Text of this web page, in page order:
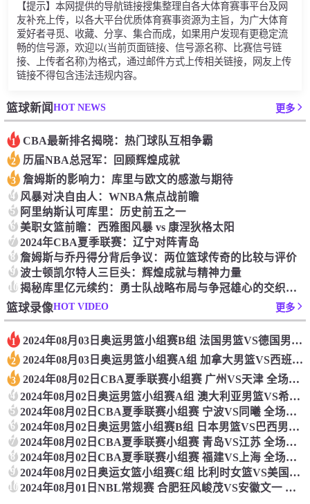
【提示】本网提供的导航链接搜集整理自各大体育赛事平台及网
友补充上传，以各大平台优质体育赛事资源为主旨，为广大体育
爱好者寻觅、收藏、分享、集合而成，如果用户发现有更稳定流
畅的信号源，欢迎以(当前页面链接、信号源名称、比赛信号链
接、上传者名称)为格式，通过邮件方式上传相关链接，网友上传
链接不得包含违法违规内容。
篮球新闻HOT NEWS 更多
1 CBA最新排名揭晓：热门球队互相争霸
2 历届NBA总冠军：回顾辉煌成就
3 詹姆斯的影响力：库里与欧文的感激与期待
4 ‌风暴对决自由人：‌WNBA焦点战前瞻‌
5 ‌阿里纳斯认可库里：‌历史前五之一
6 美职女篮前瞻：‌西雅图风暴 vs 康涅狄格太阳
7 2024年CBA夏季联赛：辽宁对阵青岛
8 詹姆斯与乔丹得分背后争议：两位篮球传奇的比较与评价
9 波士顿凯尔特人三巨头：辉煌成就与精神力量
10 揭秘库里亿元续约：勇士队战略布局与争冠雄心的交织之谜
篮球录像HOT VIDEO 更多
1 2024年08月03日奥运男篮小组赛B组 法国男篮VS德国男篮 全场录像
2 2024年08月03日奥运男篮小组赛A组 加拿大男篮VS西班牙男篮 全场录像
3 2024年08月02日CBA夏季联赛小组赛 广州VS天津 全场录像
4 2024年08月02日奥运男篮小组赛A组 澳大利亚男篮VS希腊男篮 全场录像
5 2024年08月02日CBA夏季联赛小组赛 宁波VS同曦 全场录像
6 2024年08月02日奥运男篮小组赛B组 日本男篮VS巴西男篮 全场录像
7 2024年08月02日CBA夏季联赛小组赛 青岛VS江苏 全场录像
8 2024年08月02日CBA夏季联赛小组赛 福建VS上海 全场录像
9 2024年08月02日奥运女篮小组赛C组 比利时女篮VS美国女篮 全场录像
10 2024年08月01日NBL常规赛 合肥狂风峻茂VS安徽文一 全场录像